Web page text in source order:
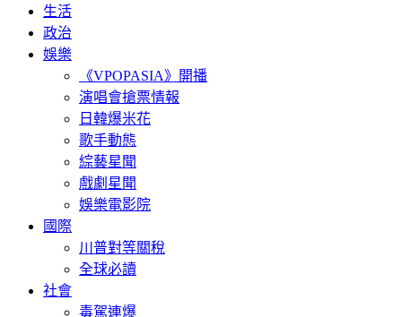
生活
政治
娛樂
《VPOPASIA》開播
演唱會搶票情報
日韓爆米花
歌手動態
綜藝星聞
戲劇星聞
娛樂電影院
國際
川普對等關稅
全球必讀
社會
毒駕連爆